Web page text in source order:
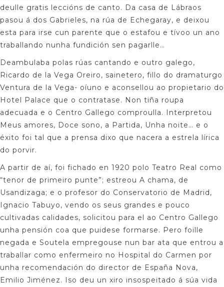
deulle gratis leccións de canto. Da casa de Lábraos
pasou á dos Gabrieles, na rúa de Echegaray, e deixou
esta para irse cun parente que o estafou e tívoo un ano
traballando nunha fundición sen pagarlle…
Deambulaba polas rúas cantando e outro galego,
Ricardo de la Vega Oreiro, sainetero, fillo do dramaturgo
Ventura de la Vega- oíuno e aconsellou ao propietario do
Hotel Palace que o contratase. Non tiña roupa
adecuada e o Centro Gallego comproulla. Interpretou
Meus amores, Doce sono, a Partida, Unha noite… e o
éxito foi tal que a prensa dixo que nacera a estrela lírica
do porvir.
A partir de aí, foi fichado en 1920 polo Teatro Real como
“tenor de primeiro punte”; estreou A chama, de
Usandizaga; e o profesor do Conservatorio de Madrid,
Ignacio Tabuyo, vendo os seus grandes e pouco
cultivadas calidades, solicitou para el ao Centro Gallego
unha pensión coa que puidese formarse. Pero foille
negada e Soutela empregouse nun bar ata que entrou a
traballar como enfermeiro no Hospital do Carmen por
unha recomendación do director de España Nova,
Emilio Jiménez. Iso deu un xiro insospeitado á súa vida